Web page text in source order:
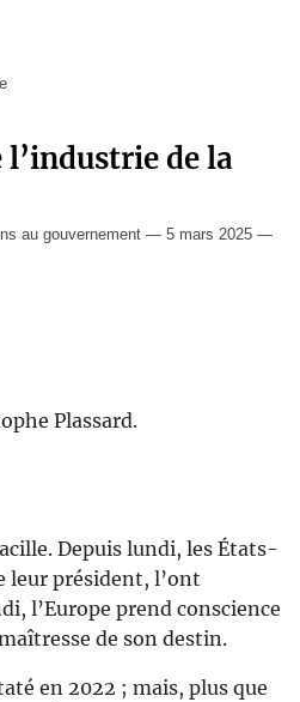
de la
au gouvernement — 5 mars 2025 —
Plassard.
Depuis lundi, les États-
leur président, l’ont
l’Europe prend conscience
de son destin.
en 2022 ; mais, plus que